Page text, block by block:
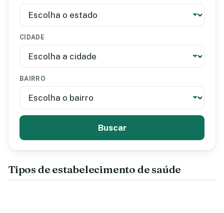
CIDADE
BAIRRO
Buscar
Tipos de estabelecimento de saúde